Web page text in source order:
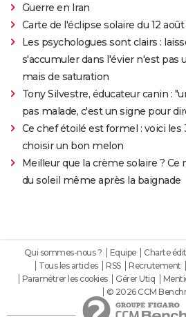
Guerre en Iran
Carte de l'éclipse solaire du 12 août
Les psychologues sont clairs :
s'accumuler dans l'évier n'est pas
mais de saturation
Tony Silvestre, éducateur canin :
pas malade, c'est un signe pour
Ce chef étoilé est formel : voici les
choisir un bon melon
Meilleur que la crème solaire ?
du soleil même après la baignade
Qui sommes-nous ? Equipe Charte
Tous les articles
RSS Recrutement
Paramétrer les cookies
Gérer Utiq
© 2026 CCM